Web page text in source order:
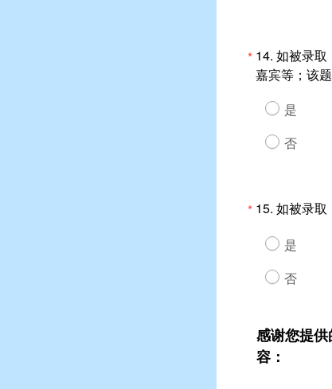
* 14. 如被录取
嘉宾等；该
是
否
* 15. 如被录取
是
否
感谢您提
容：